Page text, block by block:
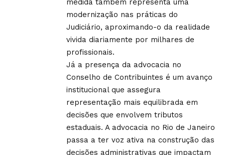
modernização nas práticas do
Judiciário, aproximando-o da realidade
vivida diariamente por milhares de
profissionais.
Já a presença da advocacia no
Conselho de Contribuintes é um avanço
institucional que assegura
representação mais equilibrada em
decisões que envolvem tributos
estaduais. A advocacia no Rio de Janeiro
passa a ter voz ativa na construção das
decisões administrativas que impactam